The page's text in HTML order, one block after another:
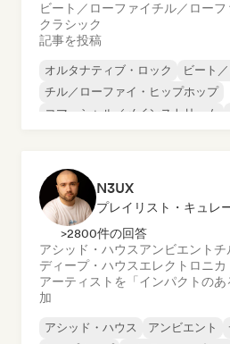
ビート／ローファイチル／ロー
クラシック
記事を投稿
オルタナティブ・ロック
ビート
チル／ローファイ・ヒップホップ
コマーシャル／メインストリーム
N3UX
プレイリスト・キュレ
>2800件の回答
アシッド・ハウスアンビエント チ
ディープ・ハウスエレクトロニカ
アーティストを「インパクトの
加
アシッド・ハウス アンビエント